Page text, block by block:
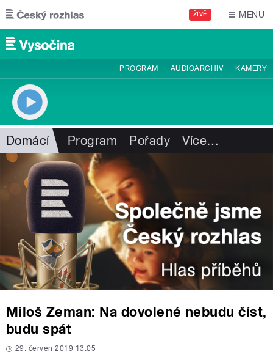
Přejít k hlavnímu obsahu
ŽIVĚ MENU
PROGRAM AUDIOARCHIV KAMERY
Domácí Program Pořady Více…
Miloš Zeman: Na dovolené nebudu číst,
budu spát
29. červen 2019 13:05